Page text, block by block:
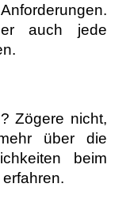
auch jede
Zögere nicht,
über die
beim
.